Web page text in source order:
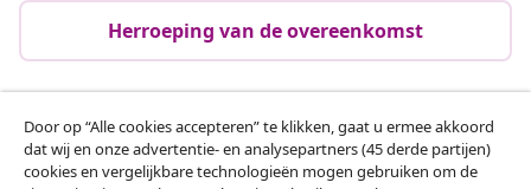
Herroeping van de overeenkomst
Klantenservice
Door op “Alle cookies accepteren” te klikken, gaat u ermee akkoord
dat wij en onze advertentie- en analysepartners (45 derde partijen)
cookies en vergelijkbare technologieën mogen gebruiken om de